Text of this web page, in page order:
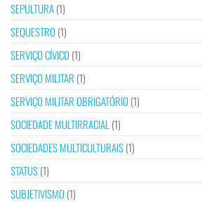
SEPULTURA(1)
SEQUESTRO (1)
SERVIÇO CÍVICO (1)
SERVIÇO MILITAR (1)
SERVIÇO MILITAR OBRIGATÓRIO (1)
SOCIEDADE MULTIRRACIAL (1)
SOCIEDADES MULTICULTURAIS(1)
STATUS(1)
SUBJETIVISMO (1)